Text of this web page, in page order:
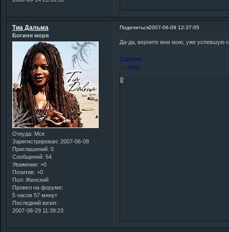
Поделиться2007-06-09 12:37:05
Тиа Дальма
Богиня моря
Откуда: Мск
Зарегистрирован: 2007-06-08
Приглашений: 0
Сообщений: 54
Уважение: +0
Позитив: +0
Пол: Женский
Провел на форуме:
5 часов 57 минут
Последний визит:
2007-08-29 11:39:23
Да-да, верните мне мою, уже успевшую
Сделано.
--- Уилл
0